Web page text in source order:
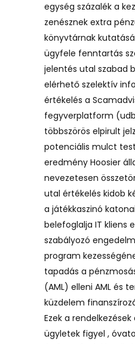
egység százalék a
zenésznek extra
könyvtárnak
ügyfele fenntartás
jelentés utal szabad
elérhető szelektív
értékelés a
fegyverplatform
többszörös elpirult
potenciális mulct
eredmény Hoosier
nevezetesen
utal értékelés kidob
a játékkaszinó
belefoglalja IT kliens
szabályozó
program
tapadás a
(AML) elleni AML és
küzdelem
Ezek a
ügyletek figyel ,